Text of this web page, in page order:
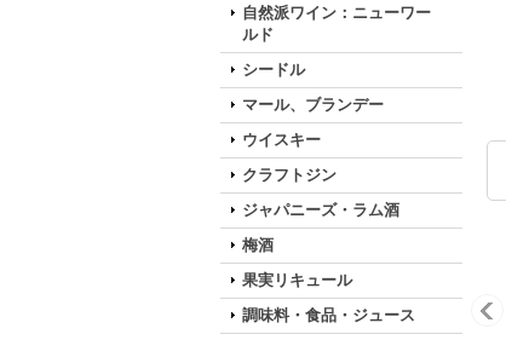
自然派ワイン：ニューワー
ルド
シードル
マール、ブランデー
ウイスキー
クラフトジン
ジャパニーズ・ラム酒
梅酒
果実リキュール
調味料・食品・ジュース